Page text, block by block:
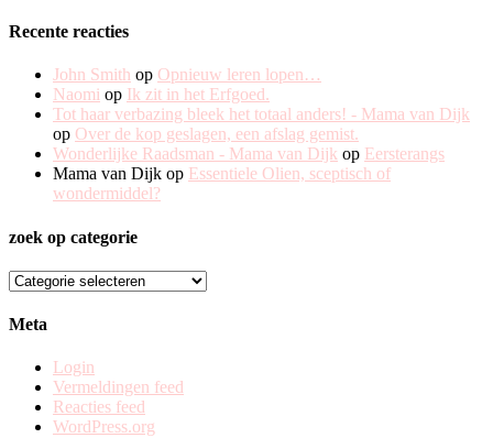
Recente reacties
John Smith op Opnieuw leren lopen…
Naomi op Ik zit in het Erfgoed.
Tot haar verbazing bleek het totaal anders! - Mama van Dijk
op Over de kop geslagen, een afslag gemist.
Wonderlijke Raadsman - Mama van Dijk op Eersterangs
Mama van Dijk op Essentiele Olien, sceptisch of
wondermiddel?
zoek op categorie
zoek
categorie
Meta
Login
Vermeldingen feed
Reacties feed
WordPress.org